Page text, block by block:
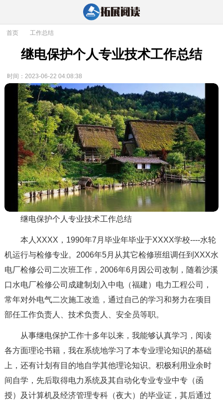
首页 工作总结
继电保护个人专业技术工作总结
时间：2023-06-22 04:08:38
继电保护个人专业技术工作总结
本人XXXX，1990年7月毕业年毕业于XXXX学校----水轮
机运行与检修专业。2006年5月从其它检修班组调任到XXX水
电厂检修公司二次班工作，2006年6月因公司改制，随着沙溪
口水电厂检修公司成建制划入中电（福建）电力工程公司，
常年对外电气二次施工改造，通过自己的学习和努力在项目
部任工作负责人、技术负责人、安全员等职。
从事继电保护工作十多年以来，我能够认真学习，阅读
各方面理论书籍，我在系统地学习了本专业理论知识的基础
上，还有计划有目的地自学其他理论知识。积极利用业余时
间自学，先后取得电力系统及其自动化专业专业中专（函
授）及计算机及经济管理专科（夜大）的毕业证，其后通过